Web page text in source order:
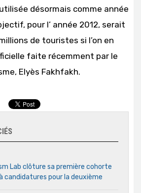
désormais comme année
pour l’ année 2012, serait
de touristes si l’on en
faite récemment par le
Elyès Fakhfakh.
Lab clôture sa première cohorte
candidatures pour la deuxième